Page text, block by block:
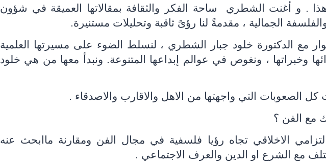
. و أغنت الشطري
ساحة الفكر والثقافة بمقالاتها العميقة في شؤون
والفلسفة الجمالية ، مقدمةً لنا رؤىً ثاقبة وتحليلات مستنيرة.
مع الدكتورة خلود جبار الشطري ، لنسلط الضوء على مسيرتها العلمية
وخبراتها ، ونغوص في عوالم إبداعها المتنوعة. ونبدأ معها من هي خلود
كل الصعوبات التي واجهتها من الاهل والاقارب والاصدقاء .
مع الفن ؟
الاخلاقي تجاه رؤيا فلسفية في مجال الفن ومقارنة ماابحث عنه
مع الشرع او الدين والعرف الاجتماعي .